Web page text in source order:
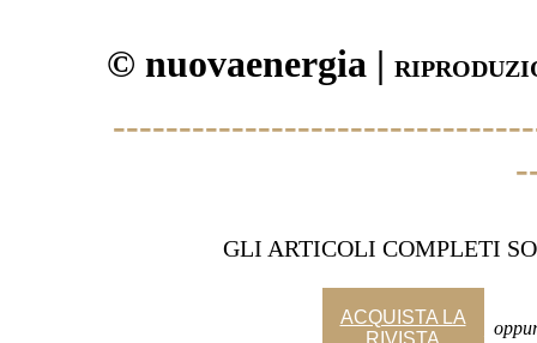
© nuovaenergia |
GLI ARTICOLI COMPLETI
ACQUISTA LA
RIVISTA